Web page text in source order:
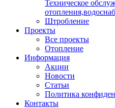
Техническое
Штробление
Проекты
Все проекты
Отопление
Информация
Акции
Новости
Статьи
Политика
Контакты